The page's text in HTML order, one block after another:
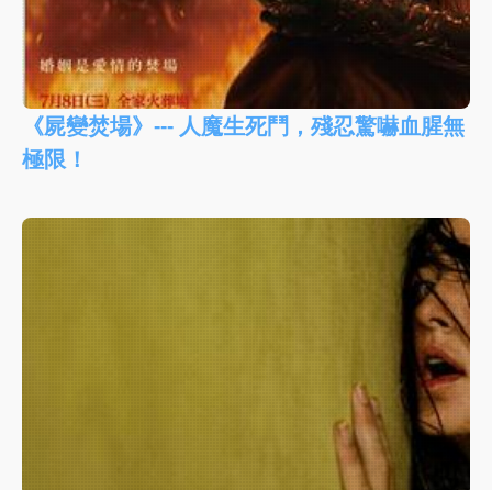
《屍變焚場》--- 人魔生死鬥，殘忍驚嚇血腥無
極限！